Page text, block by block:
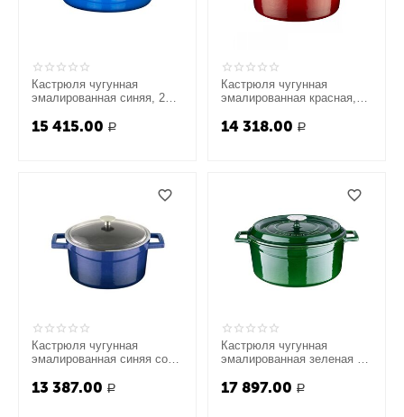
Кастрюля чугунная
эмалированная синяя, 28
15 415.00 Р
Кастрюля чугунная
эмалированная красная,
14 318.00 Р
Кастрюля чугунная
эмалированная синяя со
см, LAVA
13 387.00 Р
Кастрюля чугунная
эмалированная зеленая с
17 897.00 Р